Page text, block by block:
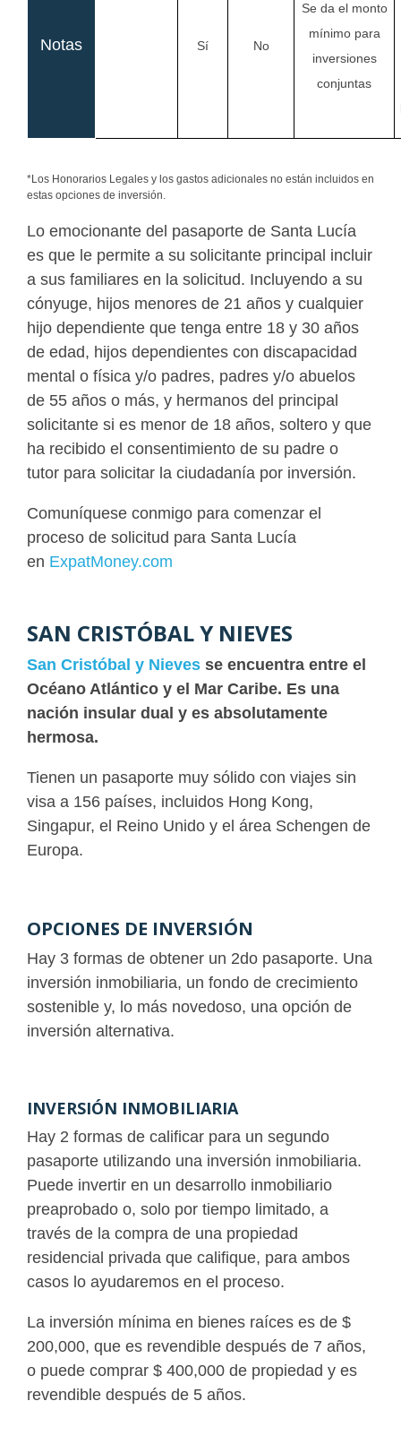
Notas Sí No
Se da el monto
mínimo para
inversiones
conjuntas
*Los Honorarios Legales y los gastos adicionales no están incluidos en
estas opciones de inversión.
Lo emocionante del pasaporte de Santa Lucía
es que le permite a su solicitante principal incluir
a sus familiares en la solicitud. Incluyendo a su
cónyuge, hijos menores de 21 años y cualquier
hijo dependiente que tenga entre 18 y 30 años
de edad, hijos dependientes con discapacidad
mental o física y/o padres, padres y/o abuelos
de 55 años o más, y hermanos del principal
solicitante si es menor de 18 años, soltero y que
ha recibido el consentimiento de su padre o
tutor para solicitar la ciudadanía por inversión.
Comuníquese conmigo para comenzar el
proceso de solicitud para Santa Lucía
en ExpatMoney.com
SAN CRISTÓBAL Y NIEVES
San Cristóbal y Nieves se encuentra entre el
Océano Atlántico y el Mar Caribe. Es una
nación insular dual y es absolutamente
hermosa.
Tienen un pasaporte muy sólido con viajes sin
visa a 156 países, incluidos Hong Kong,
Singapur, el Reino Unido y el área Schengen de
Europa.
OPCIONES DE INVERSIÓN
Hay 3 formas de obtener un 2do pasaporte. Una
inversión inmobiliaria, un fondo de crecimiento
sostenible y, lo más novedoso, una opción de
inversión alternativa.
INVERSIÓN INMOBILIARIA
Hay 2 formas de calificar para un segundo
pasaporte utilizando una inversión inmobiliaria.
Puede invertir en un desarrollo inmobiliario
preaprobado o, solo por tiempo limitado, a
través de la compra de una propiedad
residencial privada que califique, para ambos
casos lo ayudaremos en el proceso.
La inversión mínima en bienes raíces es de $
200,000, que es revendible después de 7 años,
o puede comprar $ 400,000 de propiedad y es
revendible después de 5 años.